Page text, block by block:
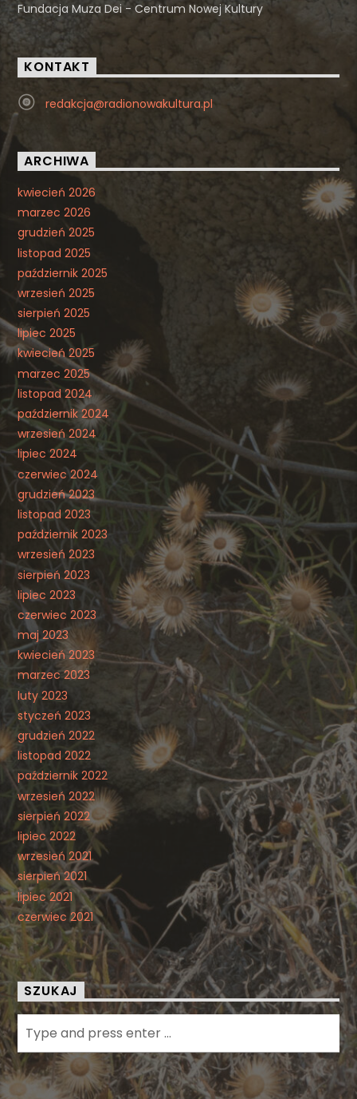
Fundacja Muza Dei - Centrum Nowej Kultury
KONTAKT
redakcja@radionowakultura.pl
ARCHIWA
kwiecień 2026
marzec 2026
grudzień 2025
listopad 2025
październik 2025
wrzesień 2025
sierpień 2025
lipiec 2025
kwiecień 2025
marzec 2025
listopad 2024
październik 2024
wrzesień 2024
lipiec 2024
czerwiec 2024
grudzień 2023
listopad 2023
październik 2023
wrzesień 2023
sierpień 2023
lipiec 2023
czerwiec 2023
maj 2023
kwiecień 2023
marzec 2023
luty 2023
styczeń 2023
grudzień 2022
listopad 2022
październik 2022
wrzesień 2022
sierpień 2022
lipiec 2022
wrzesień 2021
sierpień 2021
lipiec 2021
czerwiec 2021
SZUKAJ